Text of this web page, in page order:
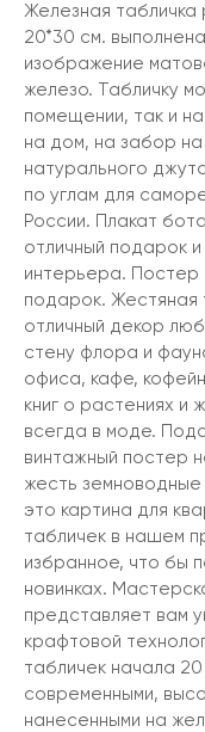
Железная
20*30 см.
изображение
железо. Табличку
помещении, так и
на дом, на забор
натурального
по углам для
России. Плакат
отличный подарок
интерьера. Постер
подарок. Жестяная
отличный декор
стену флора и
офиса, кафе,
книг о растениях и
всегда в моде.
винтажный постер
жесть
это картина для
табличек в нашем
избранное, что бы
новинках.
представляет вам
крафтовой
табличек начала
современными,
нанесенными на